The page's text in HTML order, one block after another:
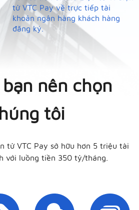
tử VTC Pay về trực tiếp tài
khoản ngân hàng khách hàng
đăng ký.
nên chọn
tôi
tử VTC Pay sở hữu hơn 5 triệu tài
với luồng tiền 350 tỷ/tháng.